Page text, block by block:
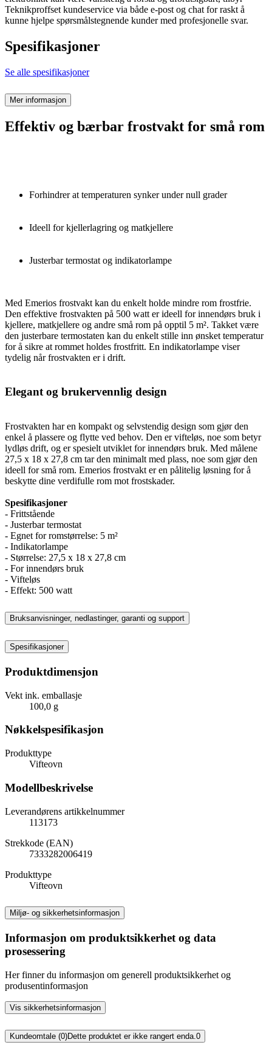
Teknikproffset kundeservice via både e-post og chat for raskt å
kunne hjelpe spørsmålstegnende kunder med profesjonelle svar.
Spesifikasjoner
Se alle spesifikasjoner
Mer informasjon
Effektiv og bærbar frostvakt for små rom
Forhindrer at temperaturen synker under null grader
Ideell for kjellerlagring og matkjellere
Justerbar termostat og indikatorlampe
Med Emerios frostvakt kan du enkelt holde mindre rom frostfrie.
Den effektive frostvakten på 500 watt er ideell for innendørs bruk i
kjellere, matkjellere og andre små rom på opptil 5 m². Takket være
den justerbare termostaten kan du enkelt stille inn ønsket temperatur
for å sikre at rommet holdes frostfritt. En indikatorlampe viser
tydelig når frostvakten er i drift.
Elegant og brukervennlig design
Frostvakten har en kompakt og selvstendig design som gjør den
enkel å plassere og flytte ved behov. Den er vifteløs, noe som betyr
lydløs drift, og er spesielt utviklet for innendørs bruk. Med målene
27,5 x 18 x 27,8 cm tar den minimalt med plass, noe som gjør den
ideell for små rom. Emerios frostvakt er en pålitelig løsning for å
beskytte dine verdifulle rom mot frostskader.
Spesifikasjoner
- Frittstående
- Justerbar termostat
- Egnet for romstørrelse: 5 m²
- Indikatorlampe
- Størrelse: 27,5 x 18 x 27,8 cm
- For innendørs bruk
- Vifteløs
- Effekt: 500 watt
Bruksanvisninger, nedlastinger, garanti og support
Spesifikasjoner
Produktdimensjon
Vekt ink. emballasje
100,0 g
Nøkkelspesifikasjon
Produkttype
Vifteovn
Modellbeskrivelse
Leverandørens artikkelnummer
113173
Strekkode (EAN)
7333282006419
Produkttype
Vifteovn
Miljø- og sikkerhetsinformasjon
Informasjon om produktsikkerhet og data
prosessering
Her finner du informasjon om generell produktsikkerhet og
produsentinformasjon
Vis sikkerhetsinformasjon
Kundeomtale (0)Dette produktet er ikke rangert enda. 0